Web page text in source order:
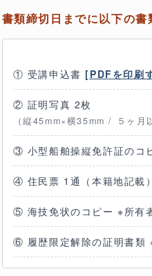
書類締切日までに以下の書
① 受講申込書 [PDFを印刷
② 証明写真 2枚
（縦45mm×横35mm / ５ヶ
③ 小型船舶操縦免許証のコ
④ 住民票 1通 （本籍地記
⑤ 海技免状のコピー ※所有
⑥ 履歴限定解除の証明書類